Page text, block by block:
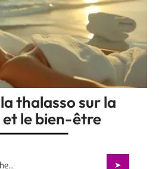
thalasso sur la
le bien-être